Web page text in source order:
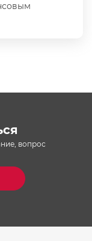
вопрос